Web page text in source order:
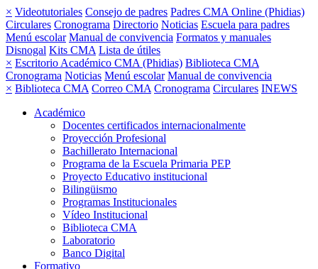
× Videotutoriales Consejo de padres Padres CMA Online (Phidias)
Circulares Cronograma Directorio Noticias Escuela para padres
Menú escolar Manual de convivencia Formatos y manuales
Disnogal Kits CMA Lista de útiles
× Escritorio Académico CMA (Phidias) Biblioteca CMA
Cronograma Noticias Menú escolar Manual de convivencia
× Biblioteca CMA Correo CMA Cronograma Circulares INEWS
Académico
Docentes certificados internacionalmente
Proyección Profesional
Bachillerato Internacional
Programa de la Escuela Primaria PEP
Proyecto Educativo institucional
Bilingüismo
Programas Institucionales
Vídeo Institucional
Biblioteca CMA
Laboratorio
Banco Digital
Formativo